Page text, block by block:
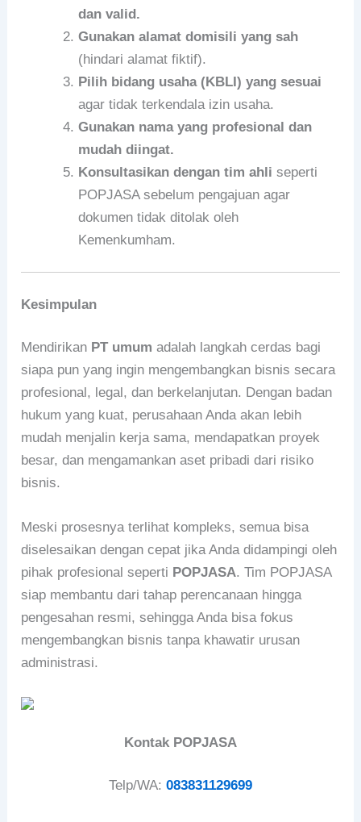
dan valid.
Gunakan alamat domisili yang sah
(hindari alamat fiktif).
Pilih bidang usaha (KBLI) yang sesuai
agar tidak terkendala izin usaha.
Gunakan nama yang profesional dan
mudah diingat.
Konsultasikan dengan tim ahli seperti
POPJASA sebelum pengajuan agar
dokumen tidak ditolak oleh
Kemenkumham.
Kesimpulan
Mendirikan PT umum adalah langkah cerdas bagi
siapa pun yang ingin mengembangkan bisnis secara
profesional, legal, dan berkelanjutan. Dengan badan
hukum yang kuat, perusahaan Anda akan lebih
mudah menjalin kerja sama, mendapatkan proyek
besar, dan mengamankan aset pribadi dari risiko
bisnis.
Meski prosesnya terlihat kompleks, semua bisa
diselesaikan dengan cepat jika Anda didampingi oleh
pihak profesional seperti POPJASA. Tim POPJASA
siap membantu dari tahap perencanaan hingga
pengesahan resmi, sehingga Anda bisa fokus
mengembangkan bisnis tanpa khawatir urusan
administrasi.
Kontak POPJASA
Telp/WA: 083831129699